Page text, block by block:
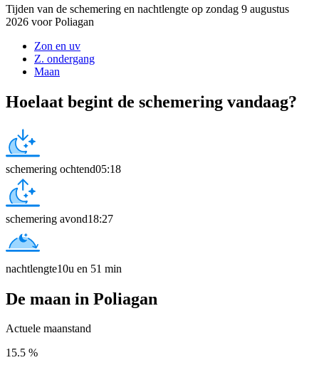
Tijden van de schemering en nachtlengte op zondag 9 augustus
2026 voor Poliagan
Zon en uv
Z. ondergang
Maan
Hoelaat begint de schemering vandaag?
schemering ochtend05:18
schemering avond18:27
nachtlengte10u en 51 min
De maan in Poliagan
Actuele maanstand
15.5 %